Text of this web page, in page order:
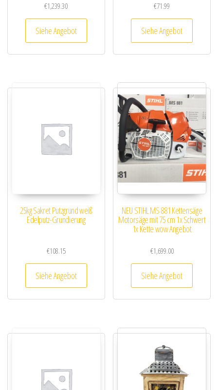
€1,239.30
Siehe Angebot
€71.99
Siehe Angebot
25kg Sakret Putzgrund weiß
Edelputz-Grundierung
€108.15
Siehe Angebot
NEU STIHL MS 881 Kettensäge
Motorsäge mit 75 cm 1x Schwert
1x Kette wow Angebot
€1,699.00
Siehe Angebot